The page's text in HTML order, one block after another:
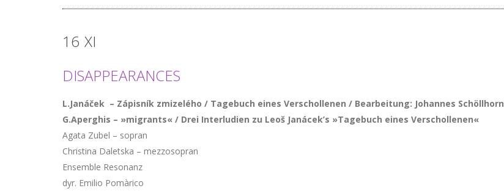
16 XI
DISAPPEARANCES
L.Janáček – Zápisník zmizelého / Tagebuch eines Verschollenen / Bearbeitung: Johannes Schöllhorn
G.Aperghis – »migrants« / Drei Interludien zu Leoš Janácek’s »Tagebuch eines Verschollenen«
Agata Zubel – sopran
Christina Daletska – mezzosopran
Ensemble Resonanz
dyr. Emilio Pomàrico